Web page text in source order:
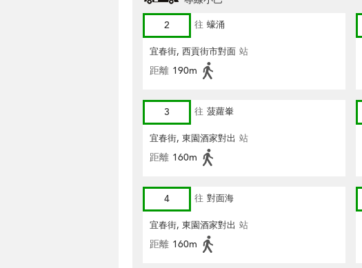
2
往 蠔涌
宜春街, 西貢街市對面 站
距離 190m
3 往 菠蘿輋
宜春街, 東園酒家對出 站
距離 160m
4 往 對面海
宜春街, 東園酒家對出 站
距離 160m